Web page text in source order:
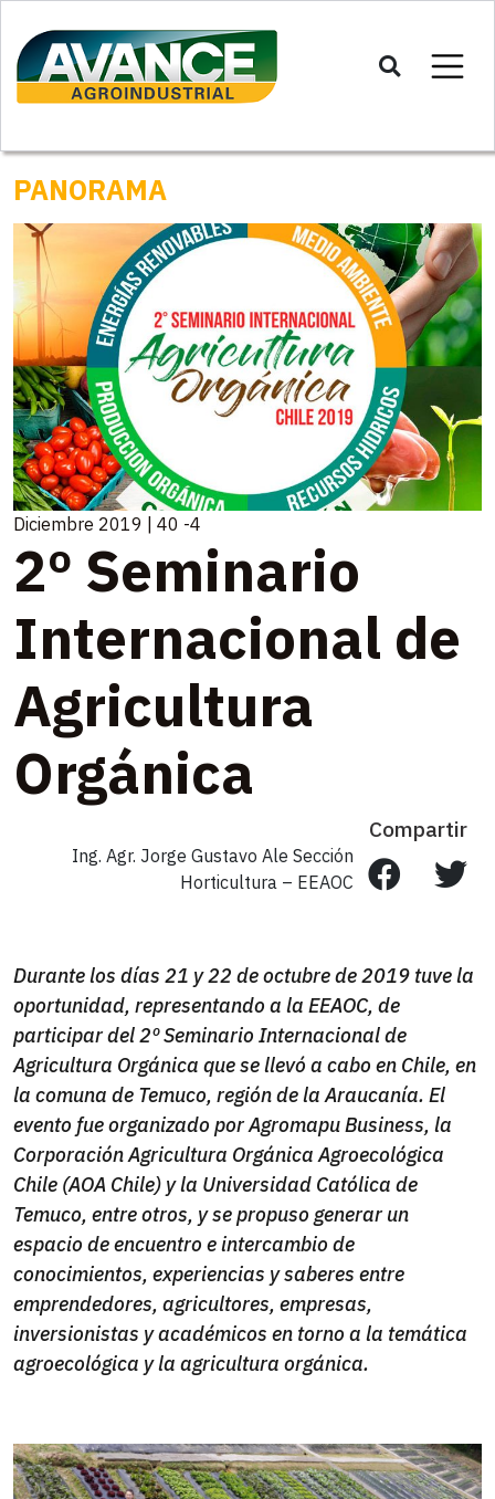
PANORAMA
Diciembre 2019 | 40 -4
2º Seminario
Internacional de
Agricultura
Orgánica
Compartir
Ing. Agr. Jorge Gustavo Ale Sección
Horticultura – EEAOC
Durante los días 21 y 22 de octubre de 2019 tuve la
oportunidad, representando a la EEAOC, de
participar del 2º Seminario Internacional de
Agricultura Orgánica que se llevó a cabo en Chile, en
la comuna de Temuco, región de la Araucanía. El
evento fue organizado por Agromapu Business, la
Corporación Agricultura Orgánica Agroecológica
Chile (AOA Chile) y la Universidad Católica de
Temuco, entre otros, y se propuso generar un
espacio de encuentro e intercambio de
conocimientos, experiencias y saberes entre
emprendedores, agricultores, empresas,
inversionistas y académicos en torno a la temática
agroecológica y la agricultura orgánica.